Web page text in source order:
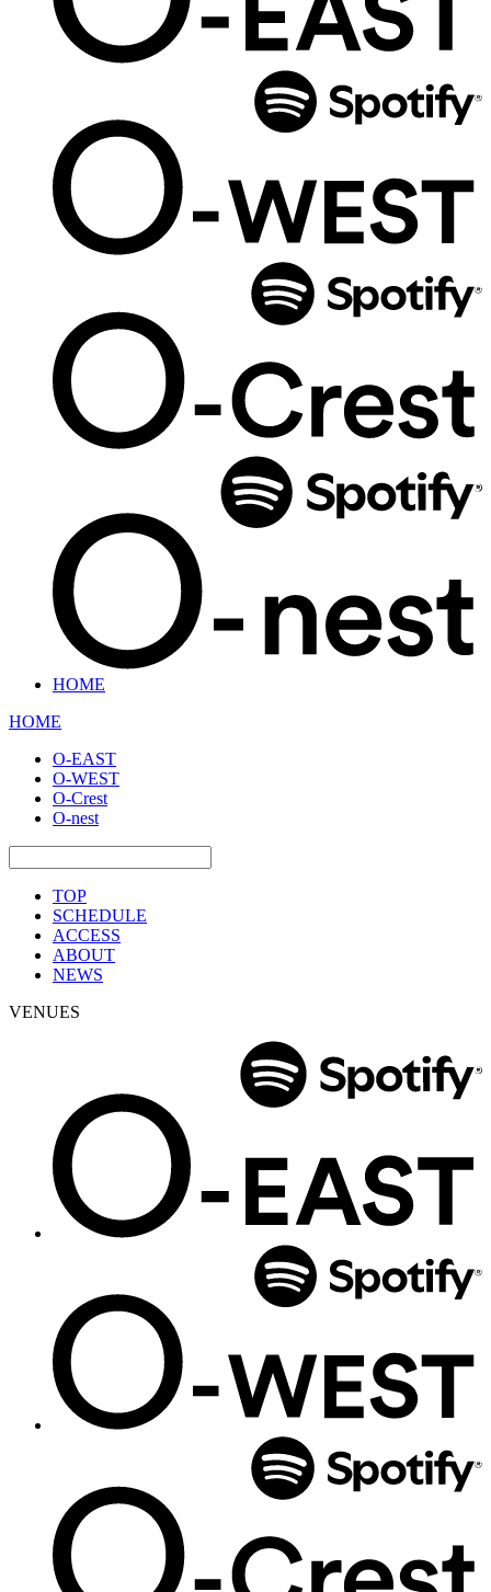
HOME
HOME
O-EAST
O-WEST
O-Crest
O-nest
TOP
SCHEDULE
ACCESS
ABOUT
NEWS
VENUES